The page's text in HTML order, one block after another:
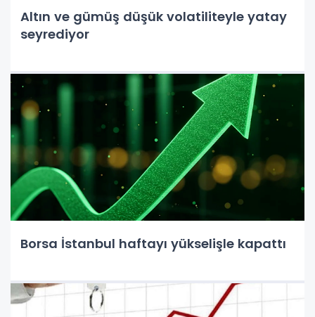
Altın ve gümüş düşük volatiliteyle yatay
seyrediyor
Borsa İstanbul haftayı yükselişle kapattı